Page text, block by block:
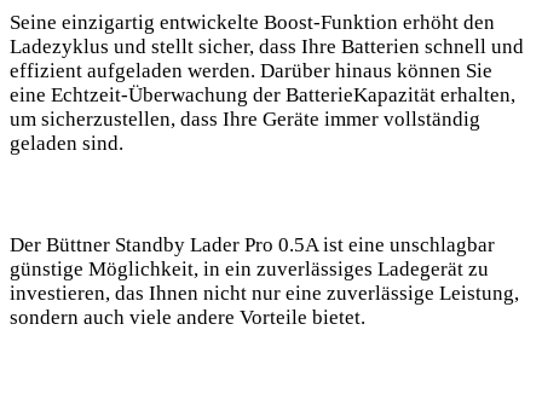
Seine einzigartig entwickelte Boost-Funktion erhöht ‍den
‌Ladezyklus und stellt sicher, dass ⁤Ihre Batterien schnell und
effizient ​aufgeladen werden. Darüber​ hinaus können ⁢Sie
⁣eine Echtzeit-Überwachung der BatterieKapazität ‌erhalten,
um⁣ sicherzustellen, dass ⁣Ihre ‍Geräte immer⁢ vollständig
geladen sind.
Der Büttner ⁣Standby Lader Pro 0.5A ist eine unschlagbar
günstige Möglichkeit, in ein zuverlässiges Ladegerät⁤ zu
investieren, das Ihnen nicht ​nur eine zuverlässige Leistung,
sondern auch viele⁣ andere Vorteile bietet.